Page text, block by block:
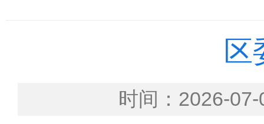
区
时间：2026-